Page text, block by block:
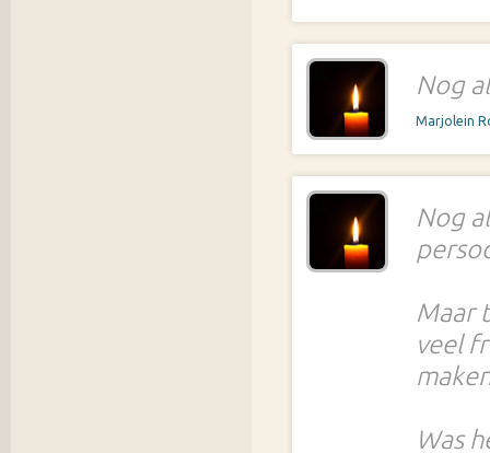
Nog
Marjolein
Nog
Maar
veel
Was